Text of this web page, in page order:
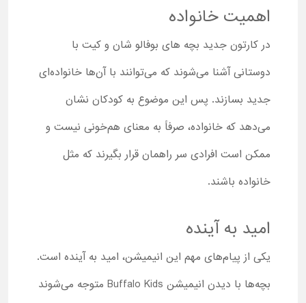
اهمیت خانواده
در کارتون جدید بچه های بوفالو شان و کیت با
دوستانی آشنا می‌شوند که می‌توانند با آن‌ها خانواده‌ای
جدید بسازند. پس این موضوع به کودکان نشان
می‌دهد که خانواده، صرفاً به معنای هم‌خونی نیست و
ممکن است افرادی سر راهمان قرار بگیرند که مثل
خانواده باشند.
امید به آینده
یکی از پیام‌های مهم این انیمیشن، امید به آینده است.
بچه‌ها با دیدن انیمیشن Buffalo Kids متوجه می‌شوند